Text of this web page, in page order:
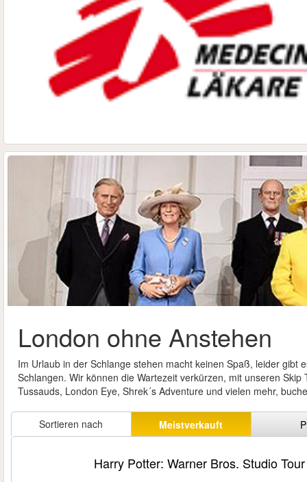
London ohne Anstehen
Im Urlaub in der Schlange stehen macht keinen Spaß, leider gibt
Schlangen. Wir können die Wartezeit verkürzen, mit unseren
Tussauds, London Eye, Shrek´s Adventure und vielen mehr,
Sortieren nach Meistverkauft
Harry Potter: Warner Bros. Studio